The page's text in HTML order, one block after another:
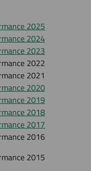
2025
2024
2023
2022
2021
2020
2019
2018
2017
2016
2015